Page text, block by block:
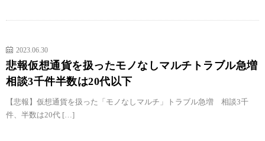
2023.06.30
悲報仮想通貨を扱ったモノなしマルチトラブル急増
相談3千件半数は20代以下
【悲報】仮想通貨を扱った「モノなしマルチ」トラブル急増 相談3千
件、半数は20代 […]